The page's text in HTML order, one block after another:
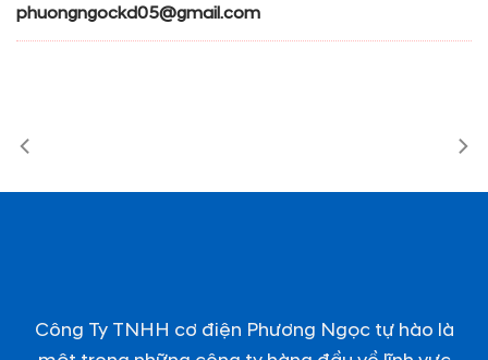
phuongngockd05@gmail.com
Công Ty TNHH cơ điện Phương Ngọc tự hào là